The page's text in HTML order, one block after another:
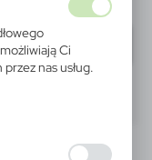
Ci
nas usług.
ustawień
(1)
Filtruj